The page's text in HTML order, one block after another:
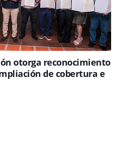
otorga reconocimiento
de cobertura e